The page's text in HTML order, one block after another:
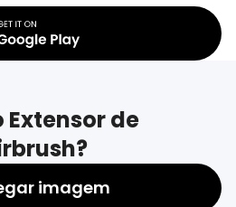
Extensor de
imagem